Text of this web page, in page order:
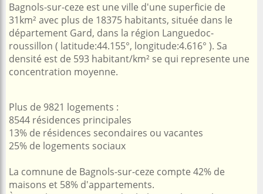
Bagnols-sur-ceze est une ville d'une superficie de
31km² avec plus de 18375 habitants, située dans le
département Gard, dans la région Languedoc-
roussillon ( latitude:44.155°, longitude:4.616° ). Sa
densité est de 593 habitant/km² se qui represente une
concentration moyenne.
Plus de 9821 logements :
8544 résidences principales
13% de résidences secondaires ou vacantes
25% de logements sociaux
La comnune de Bagnols-sur-ceze compte 42% de
maisons et 58% d'appartements.